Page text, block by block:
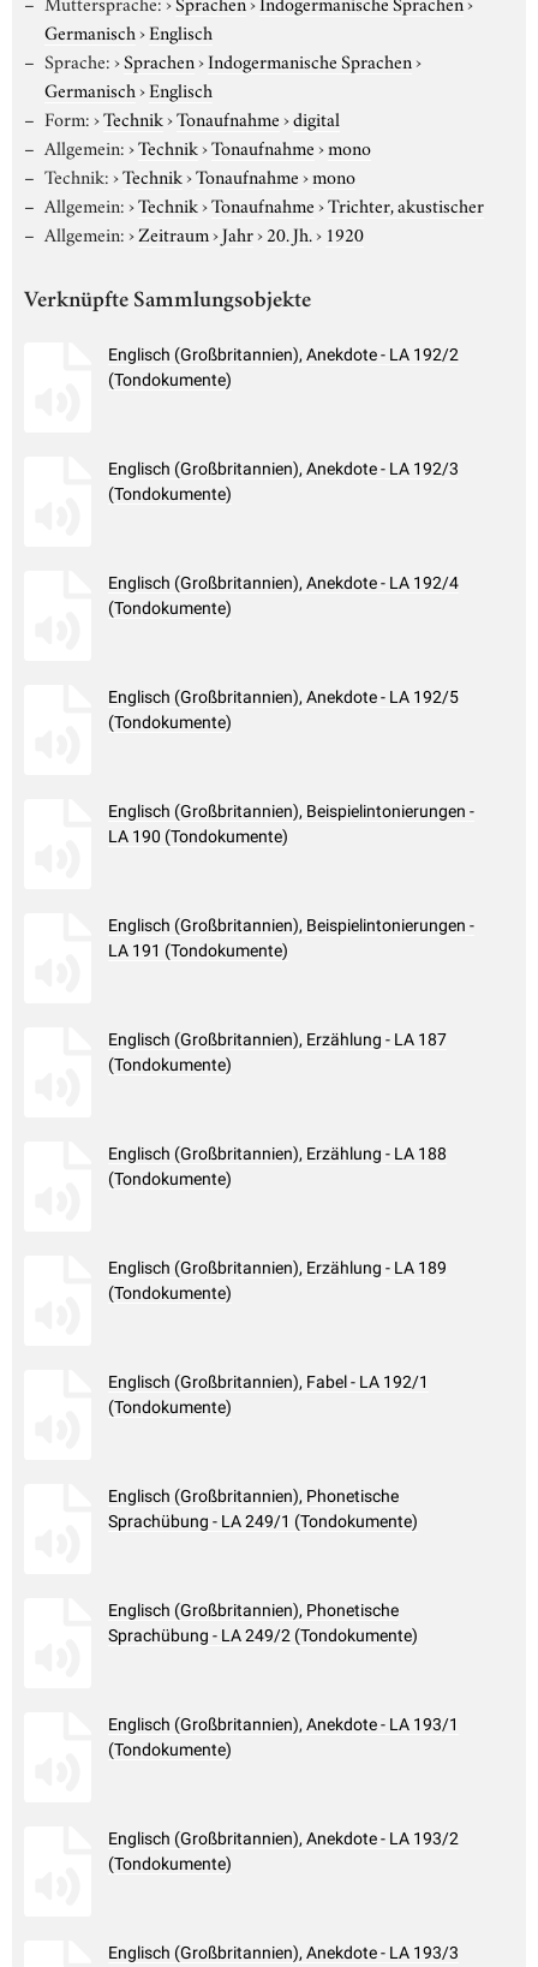
Germanisch›Englisch
Sprache:›Sprachen›Indogermanische Sprachen›
Germanisch›Englisch
Form:›Technik›Tonaufnahme›digital
Allgemein:›Technik›Tonaufnahme›mono
Technik:›Technik›Tonaufnahme›mono
Allgemein:›Technik›Tonaufnahme›Trichter, akustischer
Allgemein:›Zeitraum›Jahr›20. Jh.› 1920
Verknüpfte Sammlungsobjekte
Englisch (Großbritannien), Anekdote - LA 192/2
(Tondokumente)
Englisch (Großbritannien), Anekdote - LA 192/3
(Tondokumente)
Englisch (Großbritannien), Anekdote - LA 192/4
(Tondokumente)
Englisch (Großbritannien), Anekdote - LA 192/5
(Tondokumente)
Englisch (Großbritannien), Beispielintonierungen -
LA 190 (Tondokumente)
Englisch (Großbritannien), Beispielintonierungen -
LA 191 (Tondokumente)
Englisch (Großbritannien), Erzählung - LA 187
(Tondokumente)
Englisch (Großbritannien), Erzählung - LA 188
(Tondokumente)
Englisch (Großbritannien), Erzählung - LA 189
(Tondokumente)
Englisch (Großbritannien), Fabel - LA 192/1
(Tondokumente)
Englisch (Großbritannien), Phonetische
Sprachübung - LA 249/1 (Tondokumente)
Englisch (Großbritannien), Phonetische
Sprachübung - LA 249/2 (Tondokumente)
Englisch (Großbritannien), Anekdote - LA 193/1
(Tondokumente)
Englisch (Großbritannien), Anekdote - LA 193/2
(Tondokumente)
Englisch (Großbritannien), Anekdote - LA 193/3